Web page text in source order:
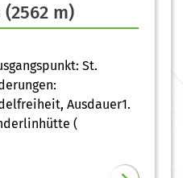
m)
St.
Ausdauer1.
(